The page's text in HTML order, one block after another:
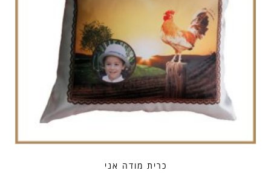
כרית מודה אני